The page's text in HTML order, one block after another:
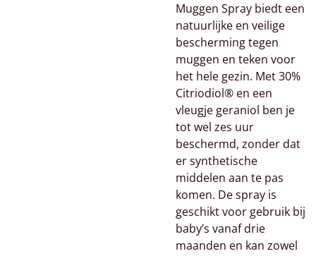
Muggen Spray biedt een
natuurlijke en veilige
bescherming tegen
muggen en teken voor
het hele gezin. Met 30%
Citriodiol® en een
vleugje geraniol ben je
tot wel zes uur
beschermd, zonder dat
er synthetische
middelen aan te pas
komen. De spray is
geschikt voor gebruik bij
baby’s vanaf drie
maanden en kan zowel